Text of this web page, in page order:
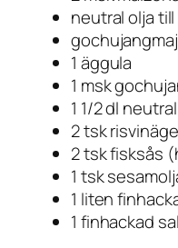
neutral olja
1 äggula
1 msk
1 1/2 dl
2 tsk
2 tsk fisksås
1 tsk
1 liten
1 finhackad